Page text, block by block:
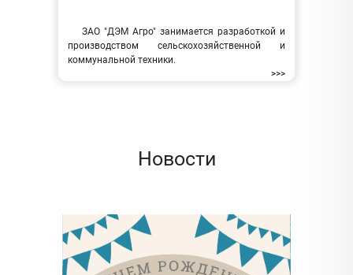
ЗАО "ДЭМ Агро" занимается разработкой и
производством сельскохозяйственной и
коммунальной техники.
>>>
Новости